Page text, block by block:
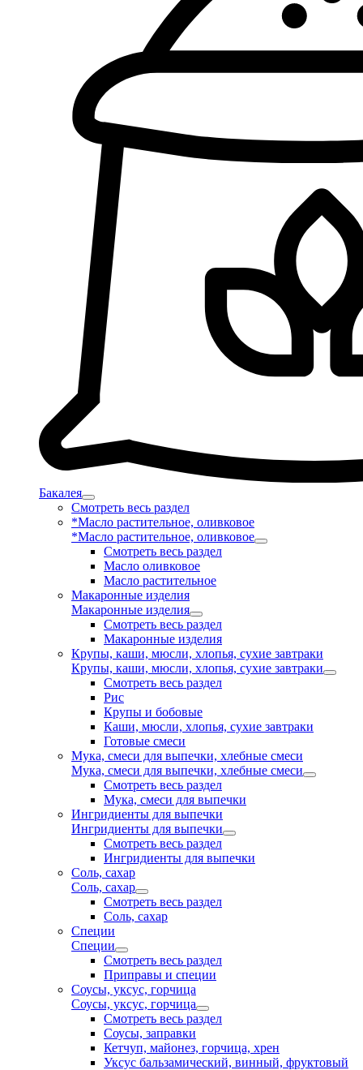
Бакалея
Смотреть весь раздел
*Масло растительное, оливковое
*Масло растительное, оливковое
Смотреть весь раздел
Масло оливковое
Масло растительное
Макаронные изделия
Макаронные изделия
Смотреть весь раздел
Макаронные изделия
Крупы, каши, мюсли, хлопья, сухие завтраки
Крупы, каши, мюсли, хлопья, сухие завтраки
Смотреть весь раздел
Рис
Крупы и бобовые
Каши, мюсли, хлопья, сухие завтраки
Готовые смеси
Мука, смеси для выпечки, хлебные смеси
Мука, смеси для выпечки, хлебные смеси
Смотреть весь раздел
Мука, смеси для выпечки
Ингридиенты для выпечки
Ингридиенты для выпечки
Смотреть весь раздел
Ингридиенты для выпечки
Соль, сахар
Соль, сахар
Смотреть весь раздел
Соль, сахар
Специи
Специи
Смотреть весь раздел
Приправы и специи
Соусы, уксус, горчица
Соусы, уксус, горчица
Смотреть весь раздел
Соусы, заправки
Кетчуп, майонез, горчица, хрен
Уксус бальзамический, винный, фруктовый